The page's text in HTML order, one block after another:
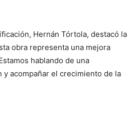
Hernán Tórtola, destacó la
obra representa una mejora
hablando de una
y acompañar el crecimiento de la